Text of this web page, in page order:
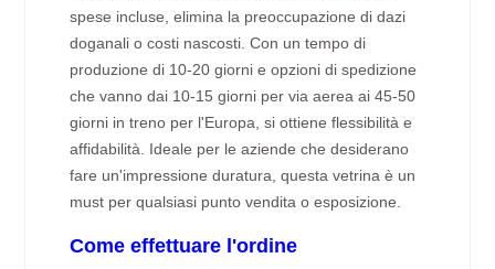
spese incluse, elimina la preoccupazione di dazi
doganali o costi nascosti. Con un tempo di
produzione di 10-20 giorni e opzioni di spedizione
che vanno dai 10-15 giorni per via aerea ai 45-50
giorni in treno per l'Europa, si ottiene flessibilità e
affidabilità. Ideale per le aziende che desiderano
fare un'impressione duratura, questa vetrina è un
must per qualsiasi punto vendita o esposizione.
Come effettuare l'ordine